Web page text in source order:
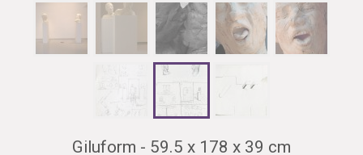
Giluform - 59.5 x 178 x 39 cm